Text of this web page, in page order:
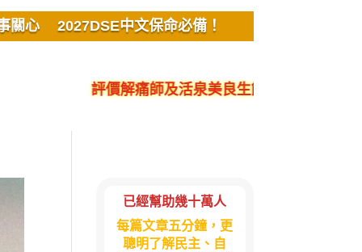
關心 2027DSE中文保命必備！
評價解痛師及活泉美良生館的不良銷售、呃人、騙
已經幫助幾十萬人
每篇文章五分鐘，更
聰明了解民主、自